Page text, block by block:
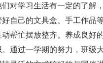
对学习生活有一定的了解
自己的文具盒、手工作品
帮忙摆放整齐。养成良好
通过一学期的努力，班级